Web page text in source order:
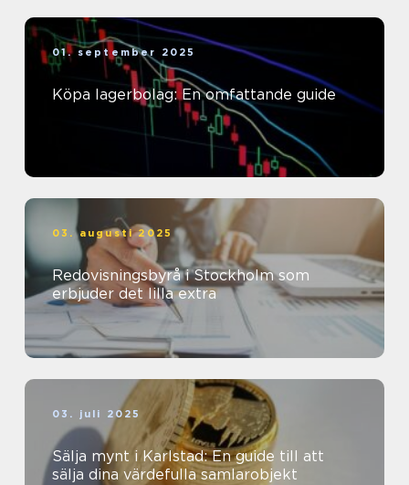
01. september 2025
Köpa lagerbolag: En omfattande guide
03. augusti 2025
Redovisningsbyrå i Stockholm som
erbjuder det lilla extra
03. juli 2025
Sälja mynt i Karlstad: En guide till att
sälja dina värdefulla samlarobjekt